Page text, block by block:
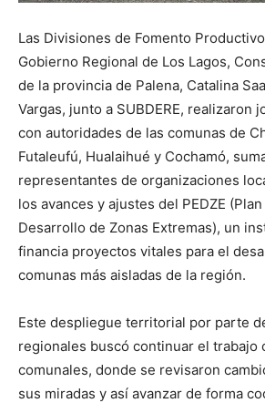
Las Divisiones de Fomento
Gobierno Regional de Los Lagos,
de la provincia de Palena, Catalina
Vargas, junto a SUBDERE, realizaron
con autoridades de las comunas de
Futaleufú, Hualaihué y Cochamó,
representantes de organizaciones
los avances y ajustes del PEDZE
Desarrollo de Zonas Extremas), un
financia proyectos vitales para el
comunas más aisladas de la región.
Este despliegue territorial por parte
regionales buscó continuar el trabajo
comunales, donde se revisaron
sus miradas y así avanzar de forma